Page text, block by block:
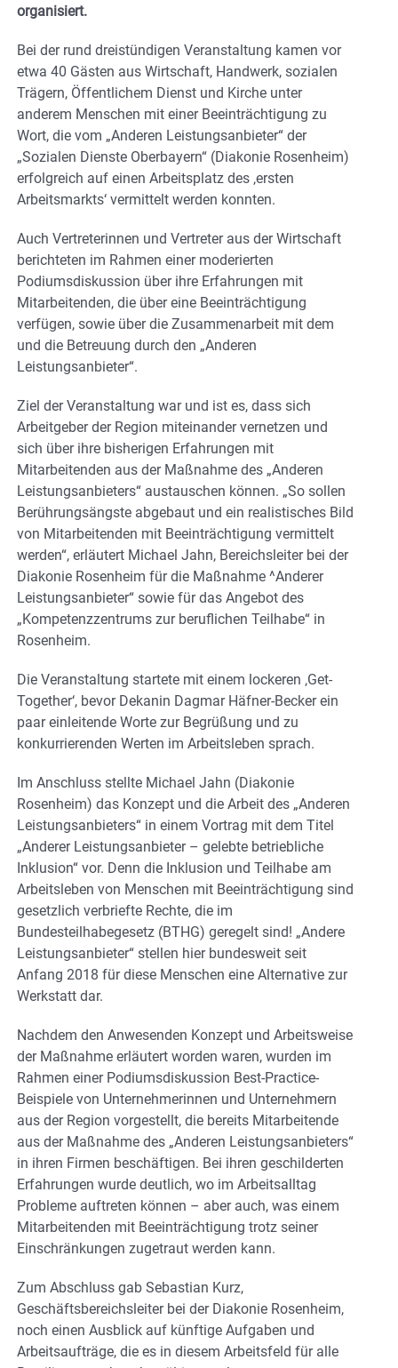
organisiert.
Bei der rund dreistündigen Veranstaltung kamen vor
etwa 40 Gästen aus Wirtschaft, Handwerk, sozialen
Trägern, Öffentlichem Dienst und Kirche unter
anderem Menschen mit einer Beeinträchtigung zu
Wort, die vom „Anderen Leistungsanbieter“ der
„Sozialen Dienste Oberbayern“ (Diakonie Rosenheim)
erfolgreich auf einen Arbeitsplatz des ‚ersten
Arbeitsmarkts‘ vermittelt werden konnten.
Auch Vertreterinnen und Vertreter aus der Wirtschaft
berichteten im Rahmen einer moderierten
Podiumsdiskussion über ihre Erfahrungen mit
Mitarbeitenden, die über eine Beeinträchtigung
verfügen, sowie über die Zusammenarbeit mit dem
und die Betreuung durch den „Anderen
Leistungsanbieter“.
Ziel der Veranstaltung war und ist es, dass sich
Arbeitgeber der Region miteinander vernetzen und
sich über ihre bisherigen Erfahrungen mit
Mitarbeitenden aus der Maßnahme des „Anderen
Leistungsanbieters“ austauschen können. „So sollen
Berührungsängste abgebaut und ein realistisches Bild
von Mitarbeitenden mit Beeinträchtigung vermittelt
werden“, erläutert Michael Jahn, Bereichsleiter bei der
Diakonie Rosenheim für die Maßnahme ^Anderer
Leistungsanbieter“ sowie für das Angebot des
„Kompetenzzentrums zur beruflichen Teilhabe“ in
Rosenheim.
Die Veranstaltung startete mit einem lockeren ‚Get-
Together‘, bevor Dekanin Dagmar Häfner-Becker ein
paar einleitende Worte zur Begrüßung und zu
konkurrierenden Werten im Arbeitsleben sprach.
Im Anschluss stellte Michael Jahn (Diakonie
Rosenheim) das Konzept und die Arbeit des „Anderen
Leistungsanbieters“ in einem Vortrag mit dem Titel
„Anderer Leistungsanbieter – gelebte betriebliche
Inklusion“ vor. Denn die Inklusion und Teilhabe am
Arbeitsleben von Menschen mit Beeinträchtigung sind
gesetzlich verbriefte Rechte, die im
Bundesteilhabegesetz (BTHG) geregelt sind! „Andere
Leistungsanbieter“ stellen hier bundesweit seit
Anfang 2018 für diese Menschen eine Alternative zur
Werkstatt dar.
Nachdem den Anwesenden Konzept und Arbeitsweise
der Maßnahme erläutert worden waren, wurden im
Rahmen einer Podiumsdiskussion Best-Practice-
Beispiele von Unternehmerinnen und Unternehmern
aus der Region vorgestellt, die bereits Mitarbeitende
aus der Maßnahme des „Anderen Leistungsanbieters“
in ihren Firmen beschäftigen. Bei ihren geschilderten
Erfahrungen wurde deutlich, wo im Arbeitsalltag
Probleme auftreten können – aber auch, was einem
Mitarbeitenden mit Beeinträchtigung trotz seiner
Einschränkungen zugetraut werden kann.
Zum Abschluss gab Sebastian Kurz,
Geschäftsbereichsleiter bei der Diakonie Rosenheim,
noch einen Ausblick auf künftige Aufgaben und
Arbeitsaufträge, die es in diesem Arbeitsfeld für alle